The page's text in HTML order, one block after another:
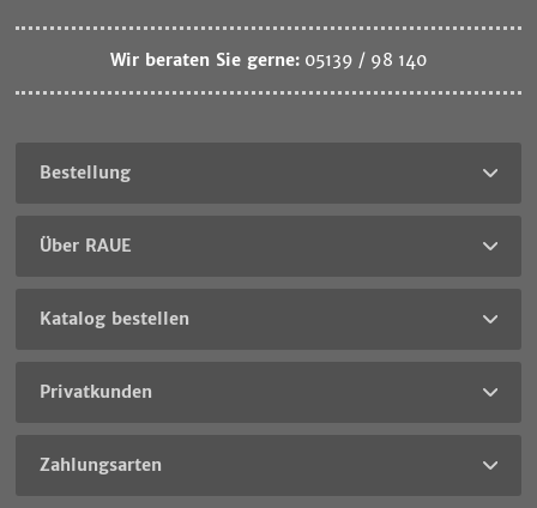
Wir beraten Sie gerne: 05139 / 98 140
Bestellung
Über RAUE
Katalog bestellen
Privatkunden
Zahlungsarten